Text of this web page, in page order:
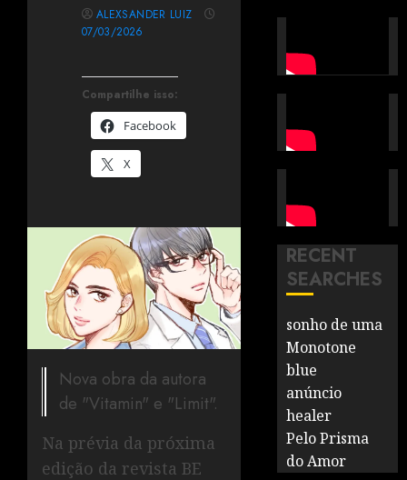
Compartilhe isso:
Facebook
X
ALEXSANDER LUIZ
07/03/2026
Nova obra da autora
de "Vitamin" e "Limit".
Na prévia da próxima
edição da revista BE
RECENT
SEARCHES
sonho de uma
Monotone
blue
anúncio
healer
Pelo Prisma
do Amor